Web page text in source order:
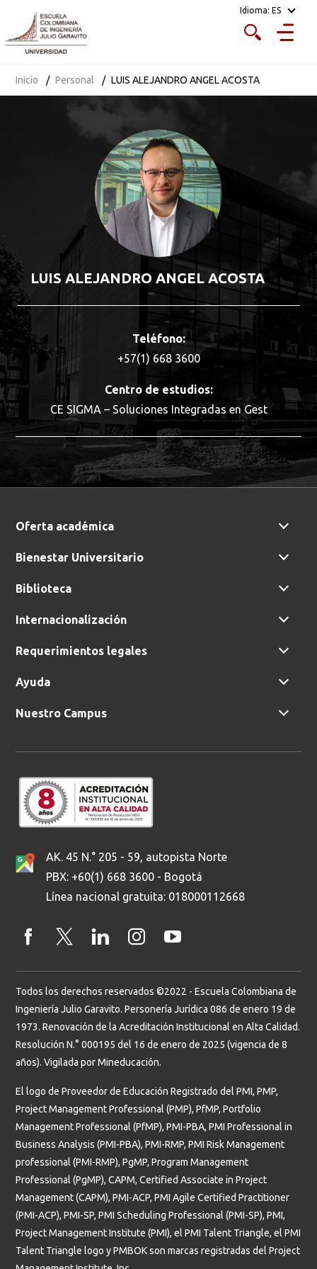
Idioma: ES
Inicio Personal LUIS ALEJANDRO ANGEL ACOSTA
LUIS ALEJANDRO ANGEL ACOSTA
Teléfono:
+57(1) 668 3600
Centro de estudios:
CE SIGMA – Soluciones Integradas en Gest
Busca en la escuela
¿Qué buscas?
Buscar
Oferta académica
Bienestar Universitario
Biblioteca
Internacionalización
Requerimientos legales
Ayuda
Nuestro Campus
AK. 45 N.° 205 - 59, autopista Norte
PBX: +60(1) 668 3600 - Bogotá
Línea nacional gratuita: 018000112668
Todos los derechos reservados ©2022 - Escuela Colombiana de
Ingeniería Julio Garavito. Personería Jurídica 086 de enero 19 de
1973. Renovación de la Acreditación Institucional en Alta Calidad.
Resolución N.° 000195 del 16 de enero de 2025 (vigencia de 8
años). Vigilada por Mineducación.
El logo de Proveedor de Educación Registrado del PMI, PMP,
Project Management Professional (PMP), PfMP, Portfolio
Management Professional (PfMP), PMI-PBA, PMI Professional in
Business Analysis (PMI-PBA), PMI-RMP, PMI Risk Management
professional (PMI-RMP), PgMP, Program Management
Professional (PgMP), CAPM, Certified Associate in Project
Management (CAPM), PMI-ACP, PMI Agile Certified Practitioner
(PMI-ACP), PMI-SP, PMI Scheduling Professional (PMI-SP), PMI,
Project Management Institute (PMI), el PMI Talent Triangle, el PMI
Talent Triangle logo y PMBOK son marcas registradas del Project